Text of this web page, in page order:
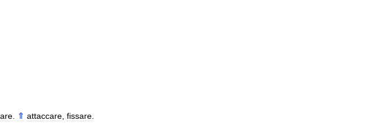
⇑ attaccare fissare